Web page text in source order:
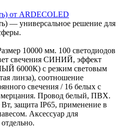
от ARDECOLED
— универсальное решение для
10000 мм. 100 светодиодов
свечения СИНИЙ, эффект
6000К) с резким световым
линза), соотношение
свечения / 16 белых с
мерцания. Провод белый, ПВХ.
защита IP65, применение в
Аксессуар для